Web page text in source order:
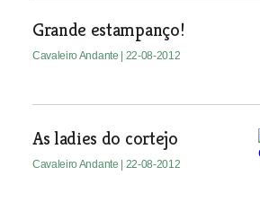
Grande estampanço!
Cavaleiro Andante | 22-08-2012
As ladies do cortejo
Cavaleiro Andante | 22-08-2012